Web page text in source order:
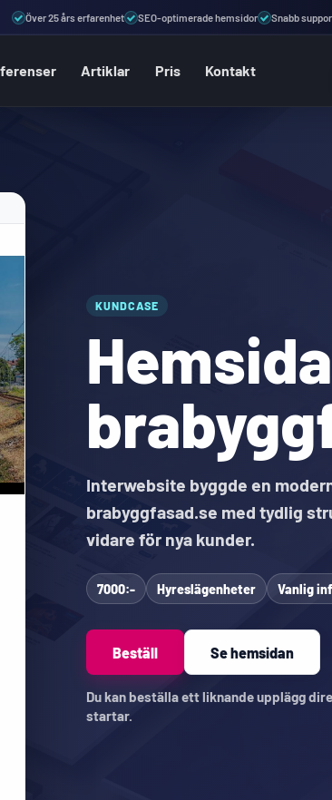
Över 25 års erfarenhet SEO-optimerade hemsidor Snabb
Artiklar Pris Kontakt
KUNDCASE
Interwebsite byggde en
brabyggfasad.se med tydlig
vidare för nya kunder.
7000:- Hyreslägenheter Vanlig
Beställ Se hemsidan
Du kan beställa ett liknande upplägg
startar.